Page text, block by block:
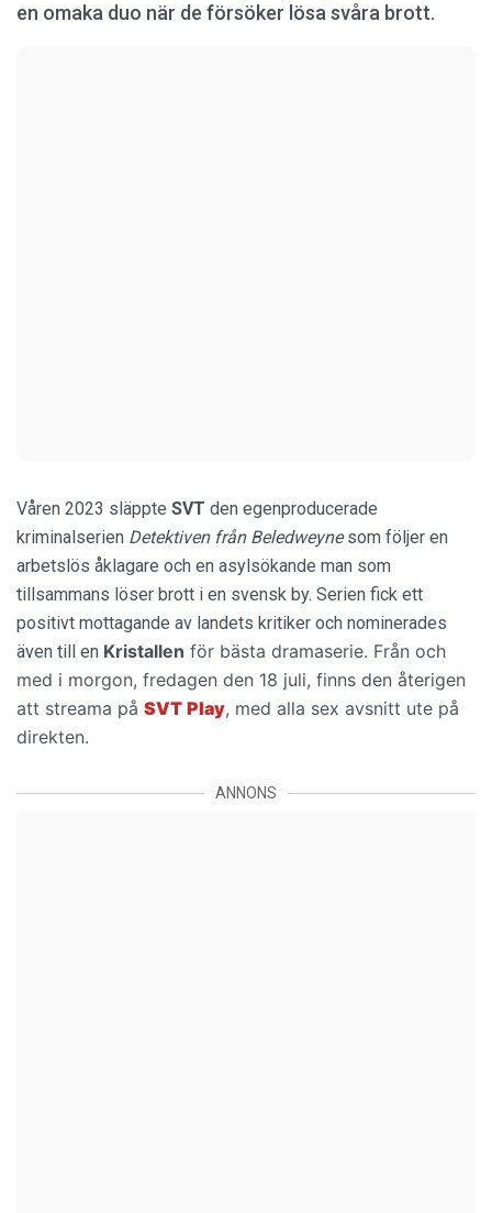
en omaka duo när de försöker lösa svåra brott.
Våren 2023 släppte SVT den egenproducerade
kriminalserien Detektiven från Beledweynesom följer en
arbetslös åklagare och en asylsökande man som
tillsammans löser brott i en svensk by. Serien fick ett
positivt mottagande av landets kritiker och nominerades
även till en Kristallen för bästa dramaserie. Från och
med i morgon, fredagen den 18 juli, finns den återigen
att streama på SVT Play, med alla sex avsnitt ute på
direkten.
ANNONS